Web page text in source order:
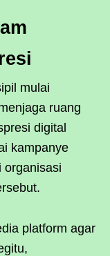
mulai
ruang
digital
kampanye
organisasi
platform agar